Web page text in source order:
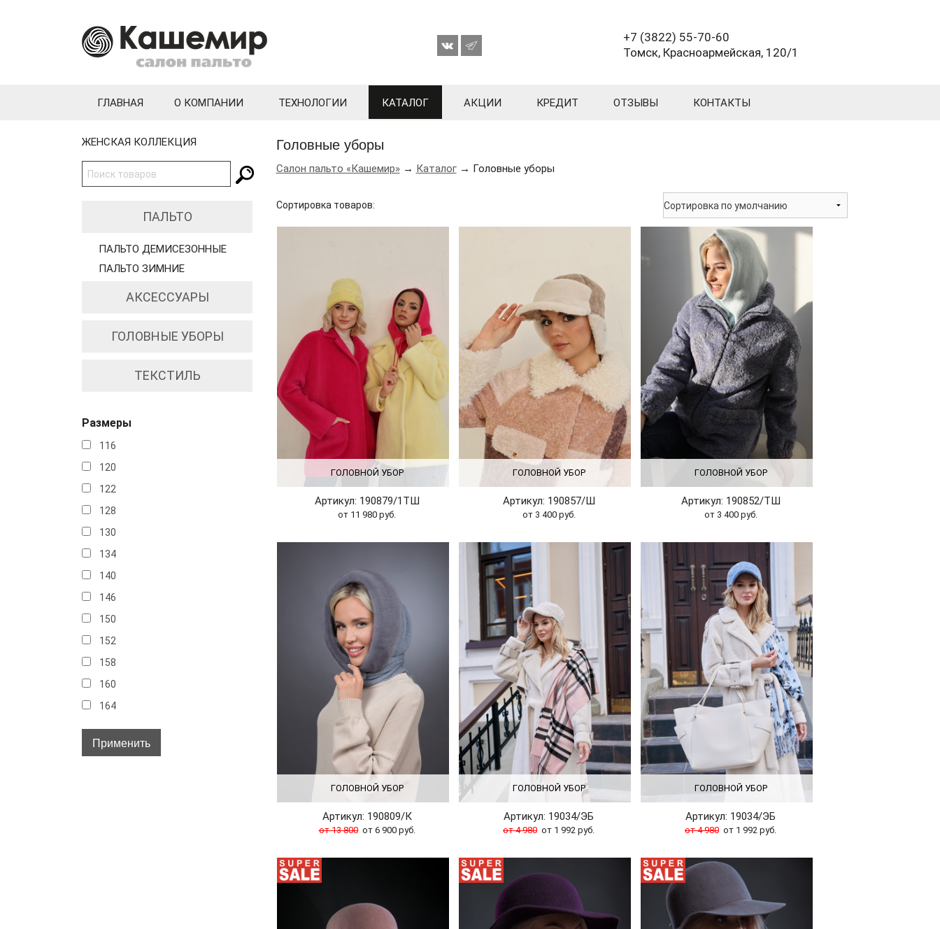
+7 (3822) 55-70-60
Томск, Красноармейская, 120/1
ГЛАВНАЯ О КОМПАНИИ ТЕХНОЛОГИИ КАТАЛОГ АКЦИИ КРЕДИТ ОТЗЫВЫ КОНТАКТЫ
ЖЕНСКАЯ КОЛЛЕКЦИЯ
ПАЛЬТО
ПАЛЬТО ДЕМИСЕЗОННЫЕ
ПАЛЬТО ЗИМНИЕ
АКСЕССУАРЫ
ГОЛОВНЫЕ УБОРЫ
ТЕКСТИЛЬ
Размеры
116
120
122
128
130
134
140
146
150
152
158
160
164
32
34
Головные уборы
Салон пальто «Кашемир»→ Каталог→ Головные уборы
Сортировка товаров:
ГОЛОВНОЙ УБОР
Артикул: 190879/1ТШ
от 11 980 руб.
ГОЛОВНОЙ УБОР
Артикул: 190857/Ш
от 3 400 руб.
ГОЛОВНОЙ УБОР
Артикул: 190852/ТШ
от 3 400 руб.
ГОЛОВНОЙ УБОР
Артикул: 190809/К
от 13 800от 6 900 руб.
ГОЛОВНОЙ УБОР
Артикул: 19034/ЭБ
от 4 980 от 1 992 руб.
ГОЛОВНОЙ УБОР
Артикул: 19034/ЭБ
от 4 980 от 1 992 руб.